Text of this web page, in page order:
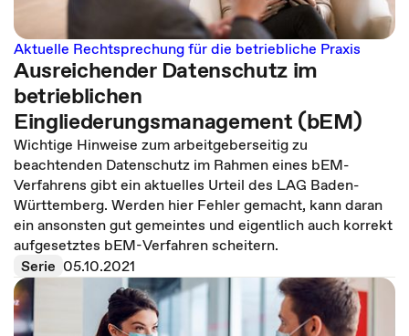
Aktuelle Rechtsprechung für die betriebliche Praxis
Ausreichender Datenschutz im
betrieblichen
Eingliederungsmanagement (bEM)
Wichtige Hinweise zum arbeitgeberseitig zu
beachtenden Datenschutz im Rahmen eines bEM-
Verfahrens gibt ein aktuelles Urteil des LAG Baden-
Württemberg. Werden hier Fehler gemacht, kann daran
ein ansonsten gut gemeintes und eigentlich auch korrekt
aufgesetztes bEM-Verfahren scheitern.
Serie 05.10.2021